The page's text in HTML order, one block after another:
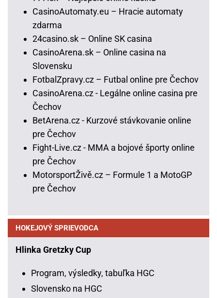
CasinoAutomaty.eu – Hracie automaty
zdarma
24casino.sk – Online SK casina
CasinoArena.sk – Online casina na
Slovensku
FotbalZpravy.cz – Futbal online pre Čechov
CasinoArena.cz - Legálne online casina pre
Čechov
BetArena.cz - Kurzové stávkovanie online
pre Čechov
Fight-Live.cz - MMA a bojové športy online
pre Čechov
MotorsportŽivě.cz – Formule 1 a MotoGP
pre Čechov
HOKEJOVÝ SPRIEVODCA
Hlinka Gretzky Cup
Program, výsledky, tabuľka HGC
Slovensko na HGC